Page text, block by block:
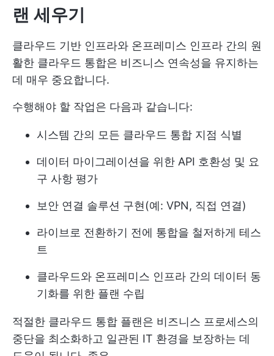
랜 세우기
클라우드 기반 인프라와 온프레미스 인프라 간의 원
활한 클라우드 통합은 비즈니스 연속성을 유지하는
데 매우 중요합니다.
수행해야 할 작업은 다음과 같습니다:
시스템 간의 모든 클라우드 통합 지점 식별
데이터 마이그레이션을 위한 API 호환성 및 요
구 사항 평가
보안 연결 솔루션 구현(예: VPN, 직접 연결)
라이브로 전환하기 전에 통합을 철저하게 테스
트
클라우드와 온프레미스 인프라 간의 데이터 동
기화를 위한 플랜 수립
적절한 클라우드 통합 플랜은 비즈니스 프로세스의
중단을 최소화하고 일관된 IT 환경을 보장하는 데